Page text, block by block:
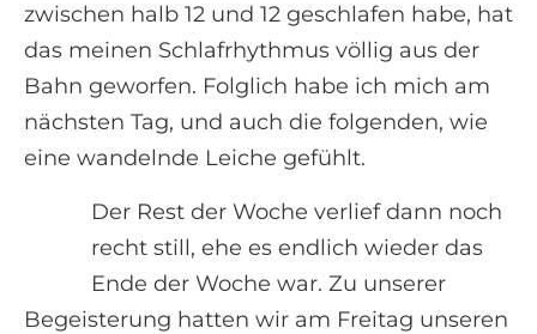
zwischen halb 12 und 12 geschlafen habe, hat
das meinen Schlafrhythmus völlig aus der
Bahn geworfen. Folglich habe ich mich am
nächsten Tag, und auch die folgenden, wie
eine wandelnde Leiche gefühlt.
Der Rest der Woche verlief dann noch
recht still, ehe es endlich wieder das
Ende der Woche war. Zu unserer
Begeisterung hatten wir am Freitag unseren